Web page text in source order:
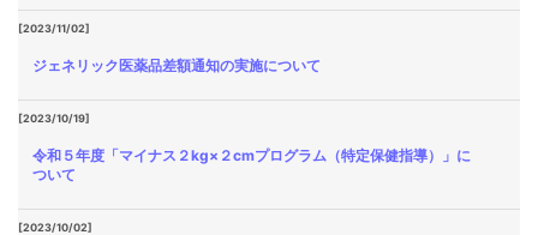
[2023/11/02]
ジェネリック医薬品差額通知の実施について
[2023/10/19]
令和５年度「マイナス２kg×２cmプログラム（特定保健指導）」に
ついて
[2023/10/02]